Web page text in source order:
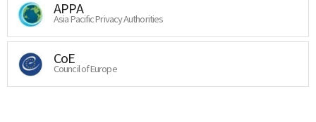
APPA
Asia Pacific Privacy Authorities
CoE
Council of Europe